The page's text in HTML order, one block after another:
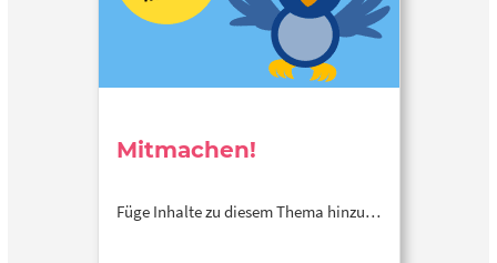
Mitmachen!
Füge Inhalte zu diesem Thema hinzu…